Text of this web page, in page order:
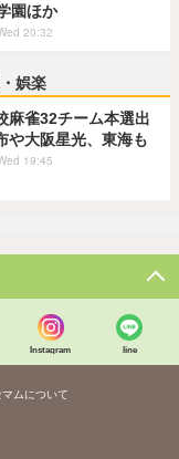
園ほか
20:32
娯楽
麻雀32チーム本選出
や大阪星光、東海も
19:45
Instagram line
マムについて